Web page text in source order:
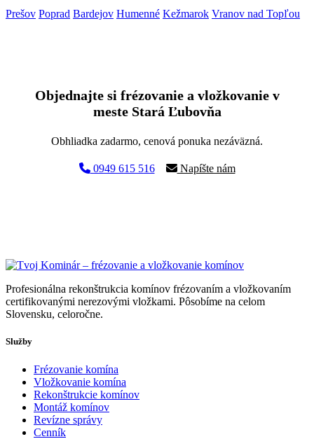
Prešov Poprad Bardejov Humenné Kežmarok Vranov nad Topľou
Objednajte si frézovanie a vložkovanie v
meste Stará Ľubovňa
Obhliadka zadarmo, cenová ponuka nezáväzná.
0949 615 516 Napíšte nám
Profesionálna rekonštrukcia komínov frézovaním a vložkovaním
certifikovanými nerezovými vložkami. Pôsobíme na celom
Slovensku, celoročne.
Služby
Frézovanie komína
Vložkovanie komína
Rekonštrukcie komínov
Montáž komínov
Revízne správy
Cenník